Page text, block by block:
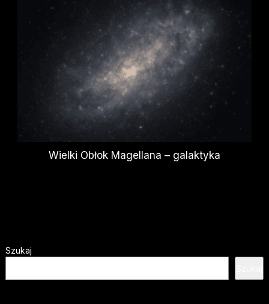
Wielki Obłok Magellana – galaktyka
Szukaj